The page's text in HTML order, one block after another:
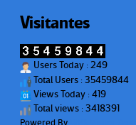
Visitantes
Users Today : 249
Total Users : 35459844
Views Today : 419
Total views : 3418391
Powered By